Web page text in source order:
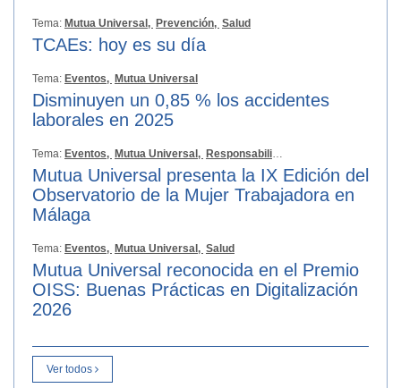
Tema: Mutua Universal, Prevención, Salud
TCAEs: hoy es su día
Tema: Eventos, Mutua Universal
Disminuyen un 0,85 % los accidentes
laborales en 2025
Tema: Eventos, Mutua Universal, Responsabilidad Social
Mutua Universal presenta la IX Edición del
Observatorio de la Mujer Trabajadora en
Málaga
Tema: Eventos, Mutua Universal, Salud
Mutua Universal reconocida en el Premio
OISS: Buenas Prácticas en Digitalización
2026
Ver todos